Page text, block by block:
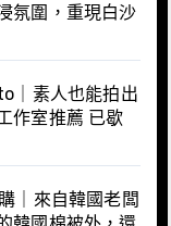
氛圍，重現白沙
｜素人也能拍出
作室推薦 已歇
｜來自韓國老闆